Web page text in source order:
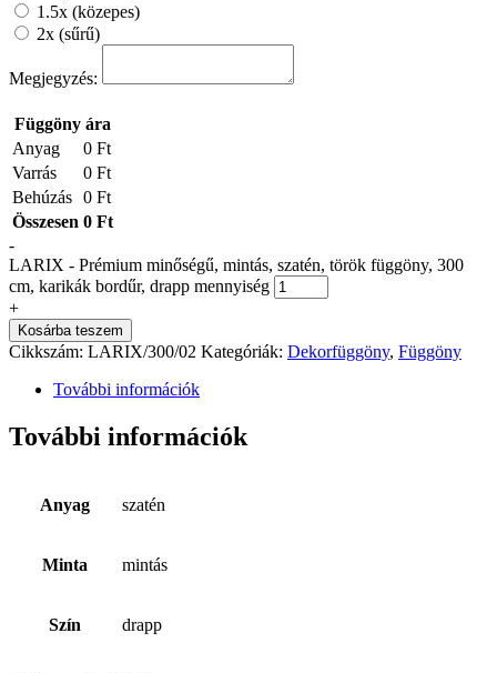
1.5x (közepes)
2x (sűrű)
Megjegyzés:
Függöny ára
Anyag
0 Ft
Varrás
0 Ft
Behúzás 0 Ft
Összesen 0 Ft
-
LARIX - Prémium minőségű, mintás, szatén, török függöny, 300
cm, karikák bordűr, drapp mennyiség
+
Kosárba teszem
Cikkszám: LARIX/300/02 Kategóriák: Dekorfüggöny, Függöny
További információk
További információk
Anyag szatén
Minta mintás
Szín drapp